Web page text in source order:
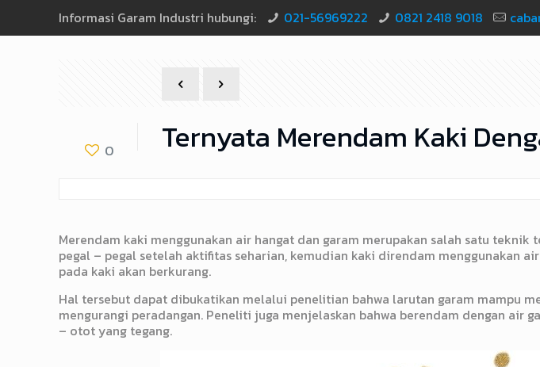
Informasi Garam Industri hubungi: 021-56969222 0821 2418 9018
0 Ternyata Merendam Kaki
Merendam kaki menggunakan air hangat dan garam merupakan salah satu
pegal – pegal setelah aktifitas seharian, kemudian kaki direndam menggunakan
pada kaki akan berkurang.
Hal tersebut dapat dibukatikan melalui penelitian bahwa larutan garam mampu
mengurangi peradangan. Peneliti juga menjelaskan bahwa berendam dengan
– otot yang tegang.